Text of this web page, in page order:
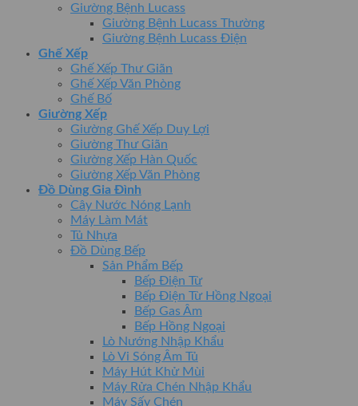
Giường Bệnh Lucass
Giường Bệnh Lucass Thường
Giường Bệnh Lucass Điện
Ghế Xếp
Ghế Xếp Thư Giãn
Ghế Xếp Văn Phòng
Ghế Bố
Giường Xếp
Giường Ghế Xếp Duy Lợi
Giường Thư Giãn
Giường Xếp Hàn Quốc
Giường Xếp Văn Phòng
Đồ Dùng Gia Đình
Cây Nước Nóng Lạnh
Máy Làm Mát
Tủ Nhựa
Đồ Dùng Bếp
Sản Phẩm Bếp
Bếp Điện Từ
Bếp Điện Từ Hồng Ngoại
Bếp Gas Âm
Bếp Hồng Ngoại
Lò Nướng Nhập Khẩu
Lò Vi Sóng Âm Tủ
Máy Hút Khử Mùi
Máy Rửa Chén Nhập Khẩu
Máy Sấy Chén